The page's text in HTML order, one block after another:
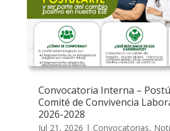
Convocatoria Interna –
Comité de Convivencia
2026-2028
Jul 21, 2026 | Convocatorias,